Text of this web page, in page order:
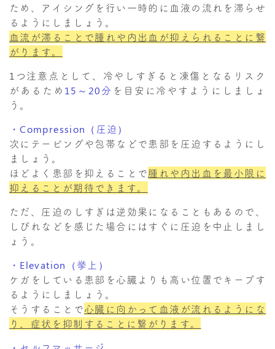
ため、アイシングを行い一時的に血液の流れを滞らせ
るようにしましょう。
血流が滞ることで腫れや内出血が抑えられることに繋
がります。
1つ注意点として、冷やしすぎると凍傷となるリスク
があるため 15～20分 を目安に冷やすようにしましょ
う。
・Compression（圧迫）
次にテーピングや包帯などで患部を圧迫するようにし
ましょう。
ほどよく患部を抑えることで腫れや内出血を最小限に
抑えることが期待できます。
ただ、圧迫のしすぎは逆効果になることもあるので、
しびれなどを感じた場合にはすぐに圧迫を中止しまし
ょう。
・Elevation（挙上）
ケガをしている患部を心臓よりも高い位置でキープす
るようにしましょう。
そうすることで心臓に向かって血液が流れるようにな
り、症状を抑制することに繋がります。